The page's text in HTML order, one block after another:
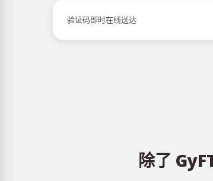
验证码即时在线送达
除了